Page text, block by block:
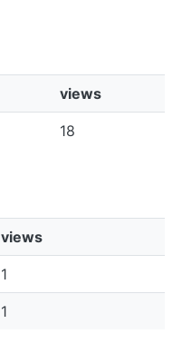
views
18
views
1
1